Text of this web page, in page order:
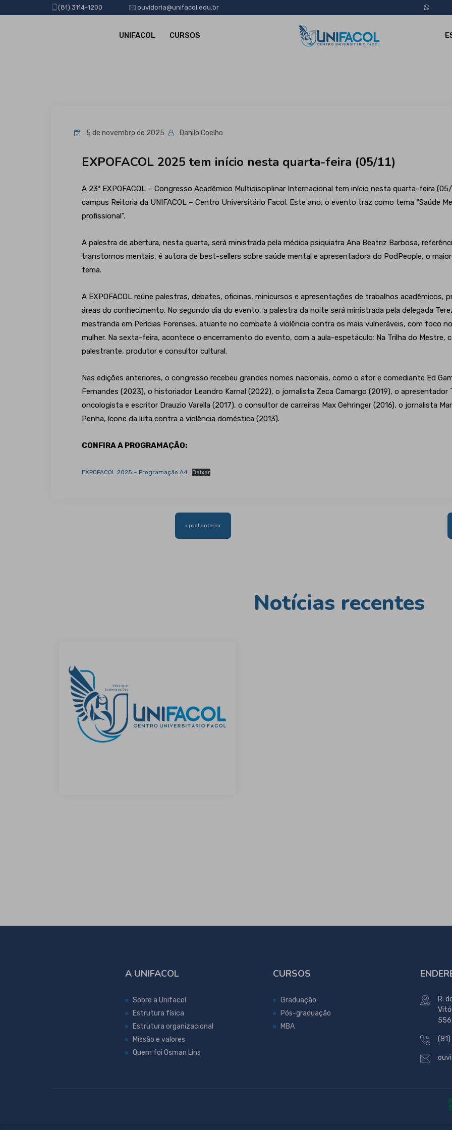
(81) 3114-1200 ouvidoria@unifacol.edu.br
UNIFACOL CURSOS
5 de novembro de 2025 Danilo Coelho
EXPOFACOL 2025 tem início nesta quarta-feira (05/11)
A 23ª EXPOFACOL – Congresso Acadêmico Multidisciplinar Internacional tem início nesta quarta-feira
campus Reitoria da UNIFACOL – Centro Universitário Facol. Este ano, o evento traz como tema “Saúde
profissional”.
A palestra de abertura, nesta quarta, será ministrada pela médica psiquiatra Ana Beatriz Barbosa,
transtornos mentais, é autora de best-sellers sobre saúde mental e apresentadora do PodPeople, o
tema.
A EXPOFACOL reúne palestras, debates, oficinas, minicursos e apresentações de trabalhos
áreas do conhecimento. No segundo dia do evento, a palestra da noite será ministrada pela delegada
mestranda em Perícias Forenses, atuante no combate à violência contra os mais vulneráveis, com foco
mulher. Na sexta-feira, acontece o encerramento do evento, com a aula-espetáculo: Na Trilha do Mestre,
palestrante, produtor e consultor cultural.
Nas edições anteriores, o congresso recebeu grandes nomes nacionais, como o ator e comediante Ed
Fernandes (2023), o historiador Leandro Karnal (2022), o jornalista Zeca Camargo (2019), o apresentador
oncologista e escritor Drauzio Varella (2017), o consultor de carreiras Max Gehringer (2016), o jornalista
Penha, ícone da luta contra a violência doméstica (2013).
CONFIRA A PROGRAMAÇÃO:
EXPOFACOL 2025 – Programação A4 Baixar
< post anterior
Notícias recentes
A UNIFACOL
Sobre a Unifacol
Estrutura física
Estrutura organizacional
Missão e valores
Quem foi Osman Lins
CURSOS
Graduação
Pós-graduação
MBA
R.